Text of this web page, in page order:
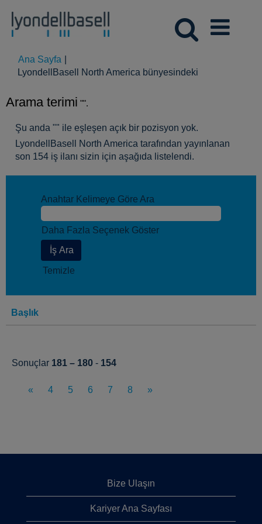
Ana Sayfa
LyondellBasell North America bünyesindeki
Arama terimi "".
Şu anda "" ile eşleşen açık bir pozisyon yok.
LyondellBasell North America tarafından yayınlanan
son 154 iş ilanı sizin için aşağıda listelendi.
Anahtar Kelimeye Göre Ara
Daha Fazla Seçenek Göster
Temizle
Başlık
Sonuçlar 181 – 180 - 154
« 4 5 6 7 8 »
Bize Ulaşın
Kariyer Ana Sayfası